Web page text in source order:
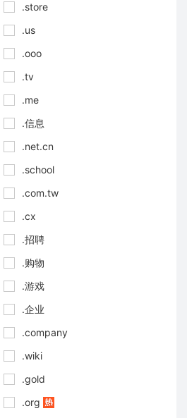
.store
.us
.ooo
.tv
.me
.信息
.net.cn
.school
.com.tw
.cx
.招聘
.购物
.游戏
.企业
.company
.wiki
.gold
.org